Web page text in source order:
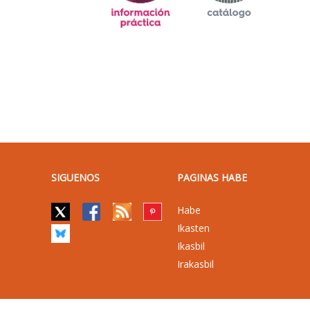
SIGUENOS PAGINAS HABE
Habe
Ikasten
Ikasbil
Irakasbil